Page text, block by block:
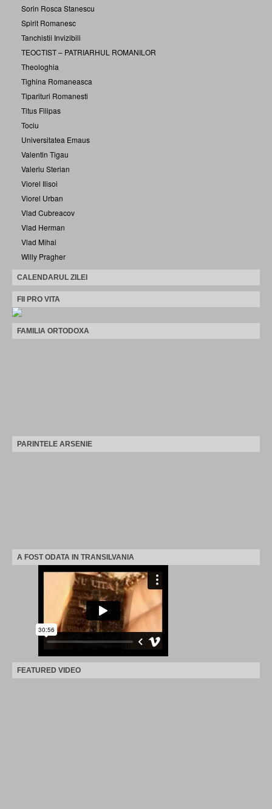
Sorin Rosca Stanescu
Spirit Romanesc
Tanchistii Invizibili
TEOCTIST – PATRIARHUL ROMANILOR
Theologhia
Tighina Romaneasca
Tiparituri Romanesti
Titus Filipas
Tociu
Universitatea Emaus
Valentin Tigau
Valeriu Sterian
Viorel Ilisoi
Viorel Urban
Vlad Cubreacov
Vlad Herman
Vlad Mihai
Willy Pragher
CALENDARUL ZILEI
FII PRO VITA
FAMILIA ORTODOXA
PARINTELE ARSENIE
A FOST ODATA IN TRANSILVANIA
FEATURED VIDEO